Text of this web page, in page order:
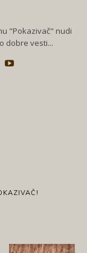
"Pokazivač" nudi
dobre vesti...